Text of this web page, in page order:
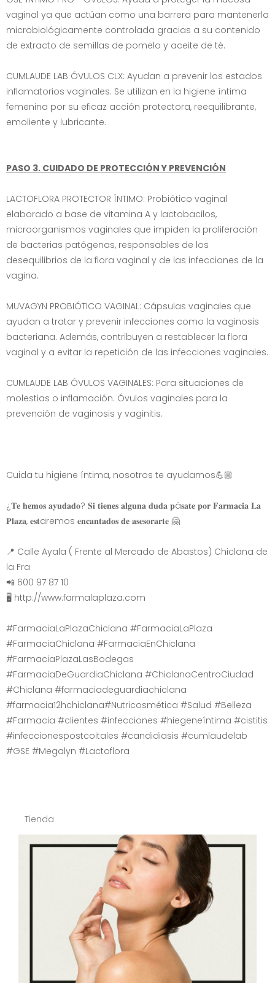
vaginal ya que actúan como una barrera para mantenerla
microbiológicamente controlada gracias a su contenido
de extracto de semillas de pomelo y aceite de té.
CUMLAUDE LAB ÓVULOS CLX: Ayudan a prevenir los estados
inflamatorios vaginales. Se utilizan en la higiene íntima
femenina por su eficaz acción protectora, reequilibrante,
emoliente y lubricante.
PASO 3. CUIDADO DE PROTECCIÓN Y PREVENCIÓN
LACTOFLORA PROTECTOR ÍNTIMO: Probiótico vaginal
elaborado a base de vitamina A y lactobacilos,
microorganismos vaginales que impiden la proliferación
de bacterias patógenas, responsables de los
desequilibrios de la flora vaginal y de las infecciones de la
vagina.
MUVAGYN PROBIÓTICO VAGINAL: Cápsulas vaginales que
ayudan a tratar y prevenir infecciones como la vaginosis
bacteriana. Además, contribuyen a restablecer la flora
vaginal y a evitar la repetición de las infecciones vaginales.
CUMLAUDE LAB ÓVULOS VAGINALES: Para situaciones de
molestias o inflamación. Óvulos vaginales para la
prevención de vaginosis y vaginitis.
Cuida tu higiene íntima, nosotros te ayudamos💪🏼
¿𝐓𝐞 𝐡𝐞𝐦𝐨𝐬 𝐚𝐲𝐮𝐝𝐚𝐝𝐨? 𝐒𝐢 𝐭𝐢𝐞𝐧𝐞𝐬 𝐚𝐥𝐠𝐮𝐧𝐚 𝐝𝐮𝐝𝐚 𝐩á𝐬𝐚𝐭𝐞 𝐩𝐨𝐫 𝐅𝐚𝐫𝐦𝐚𝐜𝐢𝐚 𝐋𝐚
𝐏𝐥𝐚𝐳𝐚, 𝐞𝐬𝐭aremos 𝐞𝐧𝐜𝐚𝐧𝐭𝐚𝐝𝐨𝐬 𝐝𝐞 𝐚𝐬𝐞𝐬𝐨𝐫𝐚𝐫𝐭𝐞 🤗
📍 Calle Ayala ( Frente al Mercado de Abastos) Chiclana de
la Fra
📲 600 97 87 10
🖥 http://www.farmalaplaza.com
#FarmaciaLaPlazaChiclana #FarmaciaLaPlaza
#FarmaciaChiclana #FarmaciaEnChiclana
#FarmaciaPlazaLasBodegas
#FarmaciaDeGuardiaChiclana #ChiclanaCentroCiudad
#Chiclana #farmaciadeguardiachiclana
#farmacia12hchiclana#Nutricosmética #Salud #Belleza
#Farmacia #clientes #infecciones #hiegeneíntima #cistitis
#infeccionespostcoitales #candidiasis #cumlaudelab
#GSE #Megalyn #Lactoflora
Tienda